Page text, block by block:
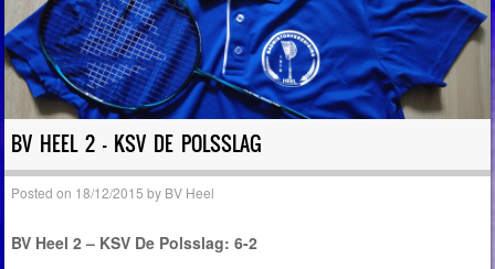
BV HEEL 2 – KSV DE POLSSLAG
Posted on 18/12/2015 by BV Heel
BV Heel 2 – KSV De Polsslag: 6-2